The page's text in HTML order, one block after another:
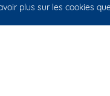
plus sur les cookies